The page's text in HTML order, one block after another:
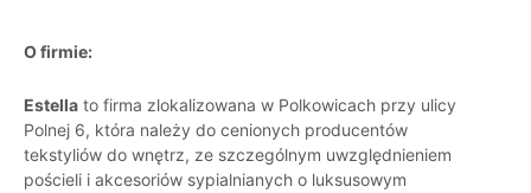
O firmie:
Estella to firma zlokalizowana w Polkowicach przy ulicy
Polnej 6, która należy do cenionych producentów
tekstyliów do wnętrz, ze szczególnym uwzględnieniem
pościeli i akcesoriów sypialnianych o luksusowym